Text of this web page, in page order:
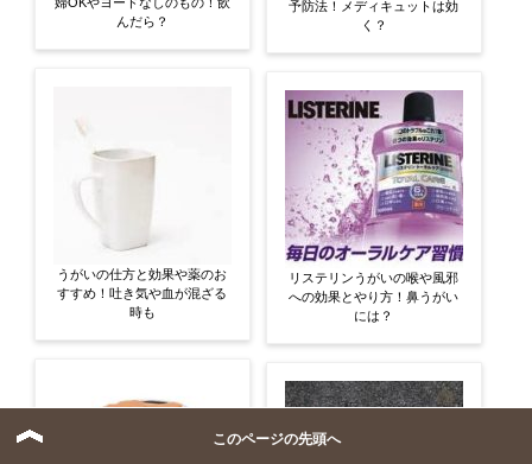
んだら？
うがいの仕方と効果や薬のお
すすめ！吐き気や血が混ざる
時も
予防法！メディキュットは効
く？
リステリンうがいの喉や風邪
への効果とやり方！鼻うがい
には？
このページの先頭へ